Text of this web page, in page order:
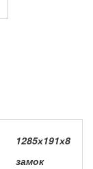
1285х191х8
замок